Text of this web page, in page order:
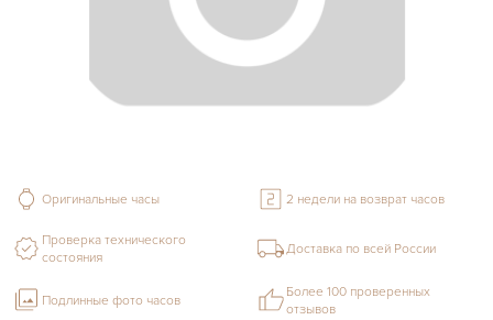
Оригинальные часы 2 недели на возврат часов
Проверка технического
состояния
Доставка по всей России
Подлинные фото часов
Более 100 проверенных
отзывов